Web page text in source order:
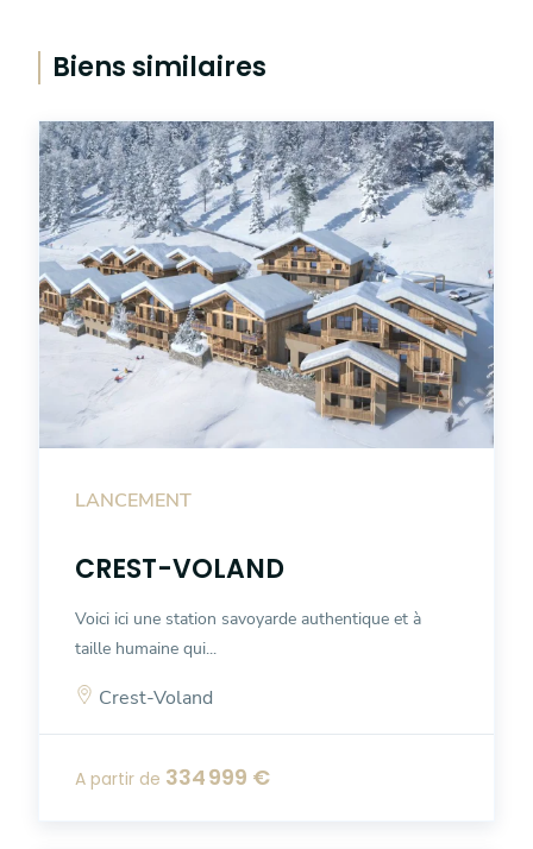
Biens similaires
LANCEMENT
CREST-VOLAND
Voici ici une station savoyarde authentique et à
taille humaine qui...
Crest-Voland
A partir de 334 999 €